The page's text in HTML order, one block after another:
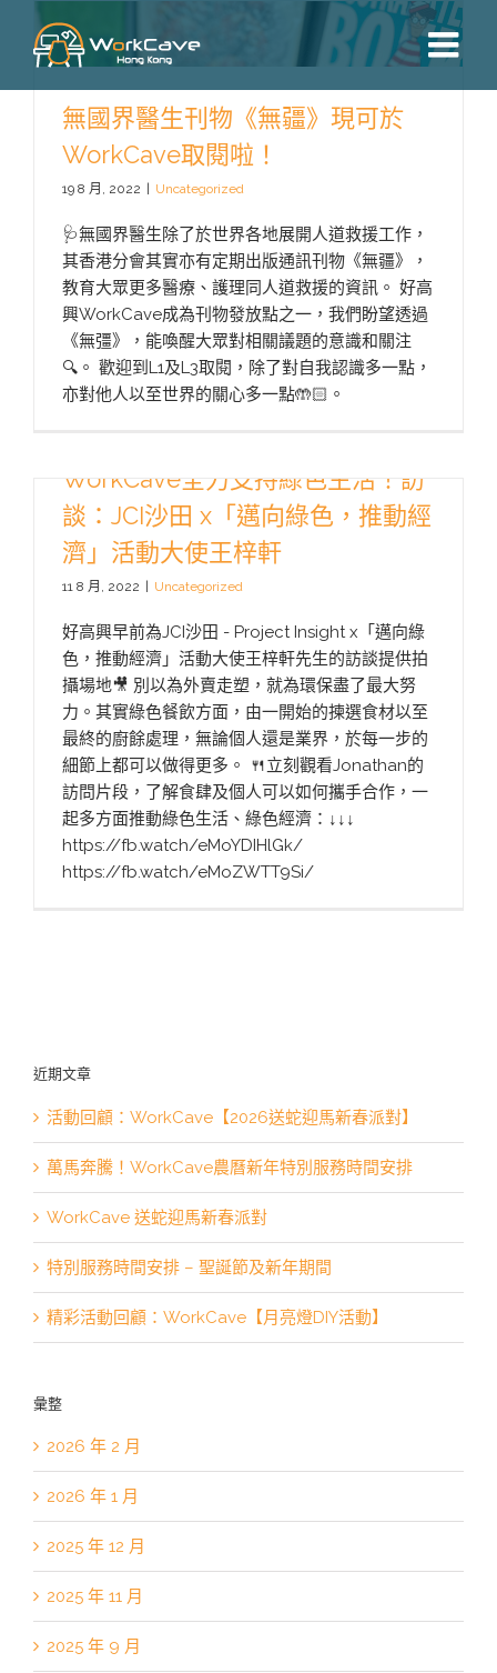
content
無國界醫生刊物《無疆》現可於
WorkCave取閱啦！
19 8 月, 2022 Uncategorized
🩺無國界醫生除了於世界各地展開人道救援工作，
其香港分會其實亦有定期出版通訊刊物《無疆》，
教育大眾更多醫療、護理同人道救援的資訊。 好高
興WorkCave成為刊物發放點之一，我們盼望透過
《無彊》，能喚醒大眾對相關議題的意識和關注
🔍。 歡迎到L1及L3取閱，除了對自我認識多一點，
亦對他人以至世界的關心多一點🤲🏻。
WorkCave全力支持綠色生活！訪
談：JCI沙田 x「邁向綠色，推動經
濟」活動大使王梓軒
11 8 月, 2022 Uncategorized
好高興早前為JCI沙田 - Project Insight x「邁向綠
色，推動經濟」活動大使王梓軒先生的訪談提供拍
攝場地🎥 別以為外賣走塑，就為環保盡了最大努
力。其實綠色餐飲方面，由一開始的揀選食材以至
最終的廚餘處理，無論個人還是業界，於每一步的
細節上都可以做得更多。 🍴立刻觀看Jonathan的
訪問片段，了解食肆及個人可以如何攜手合作，一
起多方面推動綠色生活、綠色經濟：↓↓↓
https://fb.watch/eMoYDIHlGk/
https://fb.watch/eMoZWTT9Si/
近期文章
活動回顧：WorkCave【2026送蛇迎馬新春派對】
萬馬奔騰！WorkCave農曆新年特別服務時間安排
WorkCave 送蛇迎馬新春派對
特別服務時間安排 – 聖誕節及新年期間
精彩活動回顧：WorkCave【月亮燈DIY活動】
彙整
2026 年 2 月
2026 年 1 月
2025 年 12 月
2025 年 11 月
2025 年 9 月